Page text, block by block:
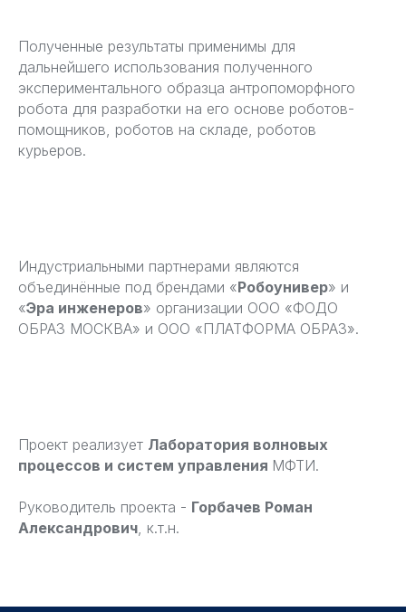
Полученные результаты применимы для
дальнейшего использования полученного
экспериментального образца антропоморфного
робота для разработки на его основе роботов-
помощников, роботов на складе, роботов
курьеров.
Индустриальными партнерами являются
объединённые под брендами «Робоунивер» и
«Эра инженеров» организации ООО «ФОДО
ОБРАЗ МОСКВА» и ООО «ПЛАТФОРМА ОБРАЗ».
Проект реализует Лаборатория волновых
процессов и систем управления МФТИ.
Руководитель проекта - Горбачев Роман
Александрович, к.т.н.